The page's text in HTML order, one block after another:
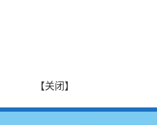
【关闭】